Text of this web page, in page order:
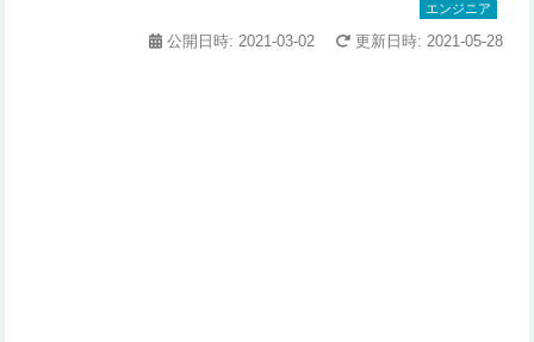
エンジニア
公開日時: 2021-03-02 更新日時: 2021-05-28